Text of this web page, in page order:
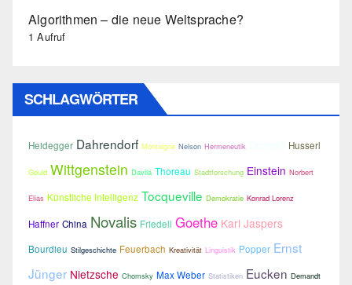
Algorithmen – die neue Weltsprache?
1 Aufruf
SCHLAGWÖRTER
Heidegger Dahrendorf Montaigne Nelson Hermeneutik Husserl
Gould Wittgenstein Davilá Thoreau Stadtforschung Einstein Norbert
Elias Künstliche Intelligenz Tocqueville Demokratie Konrad Lorenz
Haffner China Novalis Friedell Goethe Karl Jaspers
Bourdieu Stilgeschichte Feuerbach Kreativität Linguistik Popper Ernst
Jünger Nietzsche Chomsky Max Weber Statistiken Eucken Demandt